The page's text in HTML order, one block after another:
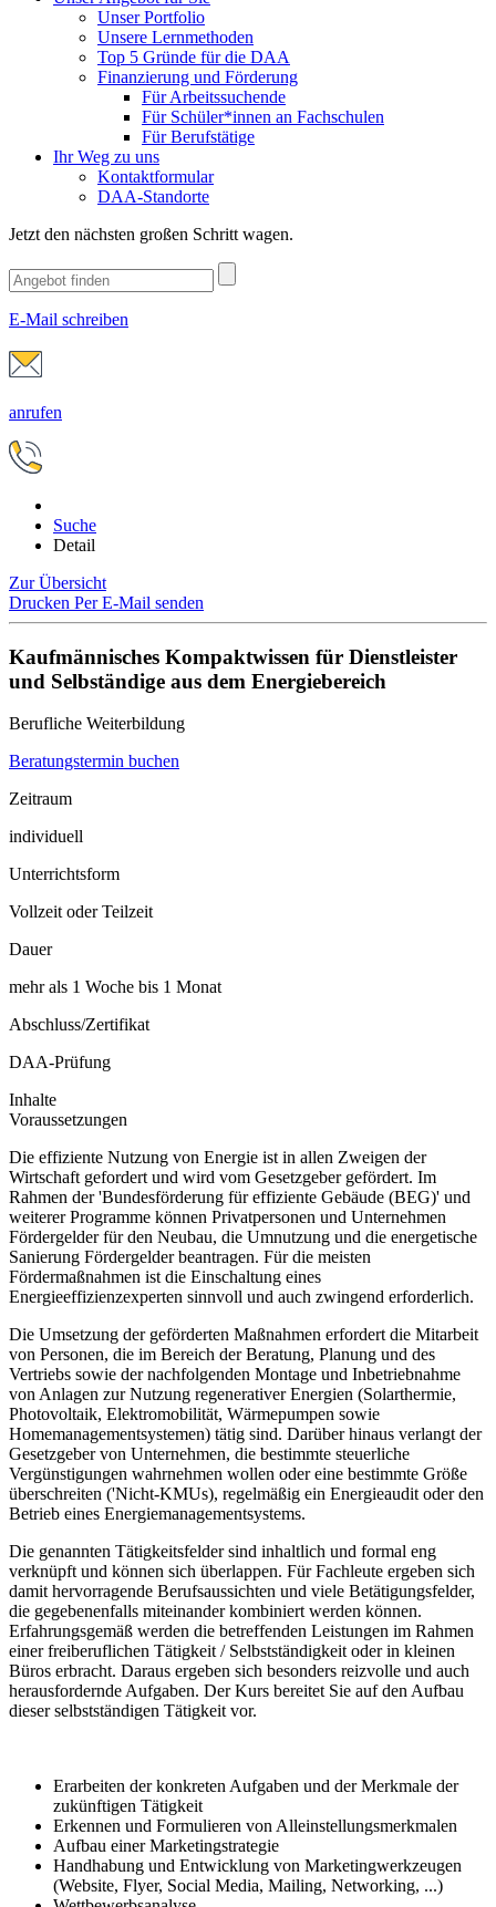
Unser Portfolio
Unsere Lernmethoden
Top 5 Gründe für die DAA
Finanzierung und Förderung
Für Arbeitssuchende
Für Schüler*innen an Fachschulen
Für Berufstätige
Ihr Weg zu uns
Kontaktformular
DAA-Standorte
Jetzt den nächsten großen Schritt wagen.
E-Mail schreiben
anrufen
Suche
Detail
Zur Übersicht
Drucken Per E-Mail senden
Kaufmännisches Kompaktwissen für Dienstleister
und Selbständige aus dem Energiebereich
Berufliche Weiterbildung
Beratungstermin buchen
Zeitraum
individuell
Unterrichtsform
Vollzeit oder Teilzeit
Dauer
mehr als 1 Woche bis 1 Monat
Abschluss/Zertifikat
DAA-Prüfung
Inhalte
Voraussetzungen
Die effiziente Nutzung von Energie ist in allen Zweigen der
Wirtschaft gefordert und wird vom Gesetzgeber gefördert. Im
Rahmen der 'Bundesförderung für effiziente Gebäude (BEG)' und
weiterer Programme können Privatpersonen und Unternehmen
Fördergelder für den Neubau, die Umnutzung und die energetische
Sanierung Fördergelder beantragen. Für die meisten
Fördermaßnahmen ist die Einschaltung eines
Energieeffizienzexperten sinnvoll und auch zwingend erforderlich.
Die Umsetzung der geförderten Maßnahmen erfordert die Mitarbeit
von Personen, die im Bereich der Beratung, Planung und des
Vertriebs sowie der nachfolgenden Montage und Inbetriebnahme
von Anlagen zur Nutzung regenerativer Energien (Solarthermie,
Photovoltaik, Elektromobilität, Wärmepumpen sowie
Homemanagementsystemen) tätig sind. Darüber hinaus verlangt der
Gesetzgeber von Unternehmen, die bestimmte steuerliche
Vergünstigungen wahrnehmen wollen oder eine bestimmte Größe
überschreiten ('Nicht-KMUs), regelmäßig ein Energieaudit oder den
Betrieb eines Energiemanagementsystems.
Die genannten Tätigkeitsfelder sind inhaltlich und formal eng
verknüpft und können sich überlappen. Für Fachleute ergeben sich
damit hervorragende Berufsaussichten und viele Betätigungsfelder,
die gegebenenfalls miteinander kombiniert werden können.
Erfahrungsgemäß werden die betreffenden Leistungen im Rahmen
einer freiberuflichen Tätigkeit / Selbstständigkeit oder in kleinen
Büros erbracht. Daraus ergeben sich besonders reizvolle und auch
herausfordernde Aufgaben. Der Kurs bereitet Sie auf den Aufbau
dieser selbstständigen Tätigkeit vor.
Erarbeiten der konkreten Aufgaben und der Merkmale der
zukünftigen Tätigkeit
Erkennen und Formulieren von Alleinstellungsmerkmalen
Aufbau einer Marketingstrategie
Handhabung und Entwicklung von Marketingwerkzeugen
(Website, Flyer, Social Media, Mailing, Networking, ...)